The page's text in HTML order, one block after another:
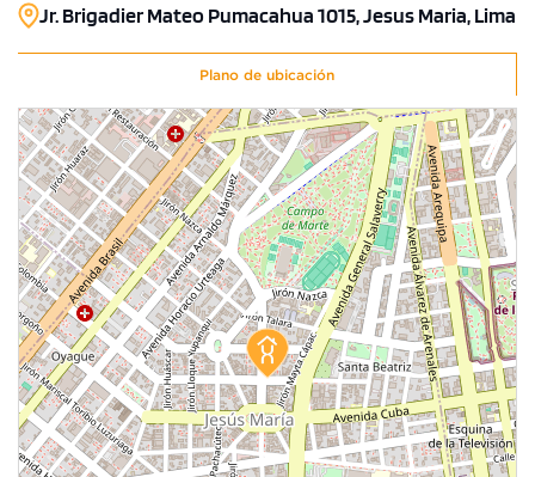
Jr. Brigadier Mateo Pumacahua 1015, Jesus Maria, Lima
Plano de ubicación